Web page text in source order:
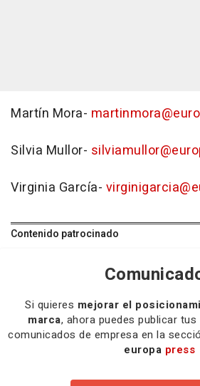
Martín Mora-
Silvia Mullor-
Virginia García-
Contenido patrocinado
Si quieres mejorar el
marca, ahora puedes publicar
comunicados de empresa en la
europa press